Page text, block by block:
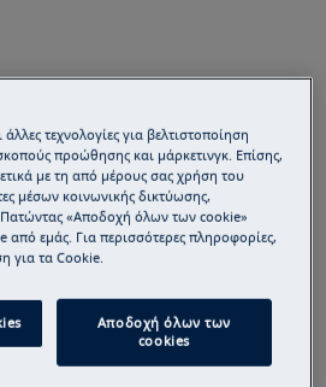
τεχνολογίες για βελτιστοποίηση
προώθησης και μάρκετινγκ. Επίσης,
με τη από μέρους σας χρήση του
μέσων κοινωνικής δικτύωσης,
«Αποδοχή όλων των cookie»
εμάς. Για περισσότερες πληροφορίες,
για τα Cookie.
Αποδοχή όλων των
cookies